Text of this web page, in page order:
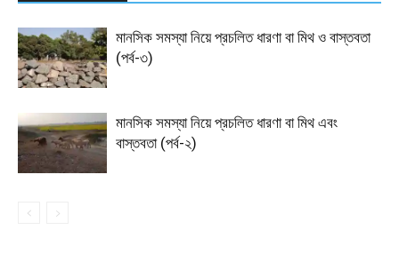
মানসিক সমস্যা নিয়ে প্রচলিত ধারণা বা মিথ ও বাস্তবতা
(পর্ব-৩)
মানসিক সমস্যা নিয়ে প্রচলিত ধারণা বা মিথ এবং
বাস্তবতা (পর্ব-২)